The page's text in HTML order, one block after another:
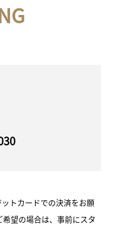
トカードでの決済をお願
望の場合は、事前にスタ